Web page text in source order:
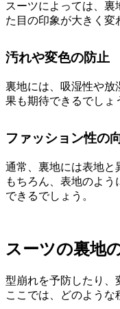
スーツによっては、
た目の印象が大きく変
汚れや変色の防止
裏地には、吸湿性や放
果も期待できるでしょ
ファッション性の
通常、裏地には表地と
もちろん、表地のよ
できるでしょう。
スーツの裏地
型崩れを予防したり、
ここでは、どのような